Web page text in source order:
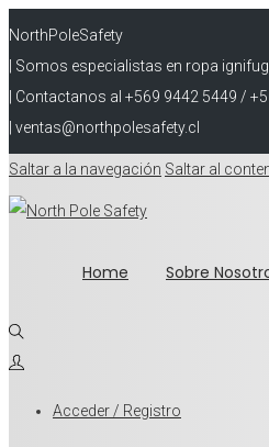
NorthPoleSafety
| Somos especialistas en ropa
| Contactanos al +569 9442 5449 /
| ventas@northpolesafety.cl
Saltar a la navegación Saltar al
Home Sobre
Acceder / Registro